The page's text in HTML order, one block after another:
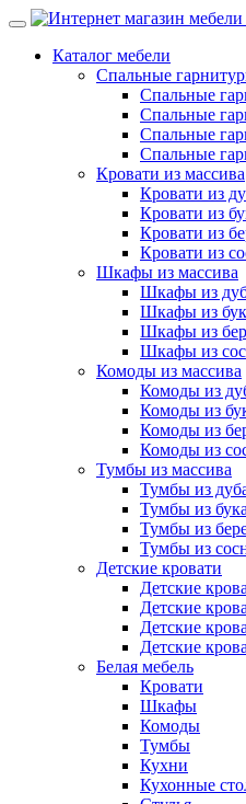
Каталог мебели
Спальные
Спальные
Спальные
Спальные
Спальные
Кровати из массива
Кровати из
Кровати из
Кровати из
Кровати из
Шкафы из массива
Шкафы из
Шкафы из
Шкафы из
Шкафы из
Комоды из массива
Комоды из
Комоды из
Комоды из
Комоды из
Тумбы из массива
Тумбы из
Тумбы из бука
Тумбы из
Тумбы из
Детские кровати
Детские
Детские
Детские
Детские
Белая мебель
Кровати
Шкафы
Комоды
Тумбы
Кухни
Кухонные